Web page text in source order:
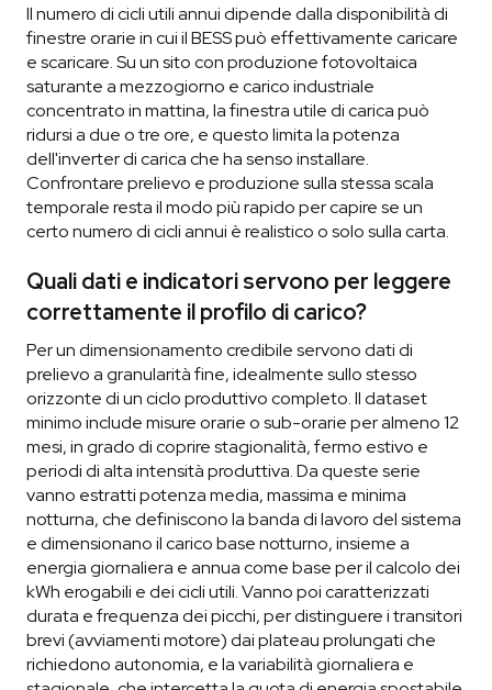
Il numero di cicli utili annui dipende dalla disponibilità di
finestre orarie in cui il BESS può effettivamente caricare
e scaricare. Su un sito con produzione fotovoltaica
saturante a mezzogiorno e carico industriale
concentrato in mattina, la finestra utile di carica può
ridursi a due o tre ore, e questo limita la potenza
dell'inverter di carica che ha senso installare.
Confrontare prelievo e produzione sulla stessa scala
temporale resta il modo più rapido per capire se un
certo numero di cicli annui è realistico o solo sulla carta.
Quali dati e indicatori servono per leggere
correttamente il profilo di carico?
Per un dimensionamento credibile servono dati di
prelievo a granularità fine, idealmente sullo stesso
orizzonte di un ciclo produttivo completo. Il dataset
minimo include misure orarie o sub-orarie per almeno 12
mesi, in grado di coprire stagionalità, fermo estivo e
periodi di alta intensità produttiva. Da queste serie
vanno estratti potenza media, massima e minima
notturna, che definiscono la banda di lavoro del sistema
e dimensionano il carico base notturno, insieme a
energia giornaliera e annua come base per il calcolo dei
kWh erogabili e dei cicli utili. Vanno poi caratterizzati
durata e frequenza dei picchi, per distinguere i transitori
brevi (avviamenti motore) dai plateau prolungati che
richiedono autonomia, e la variabilità giornaliera e